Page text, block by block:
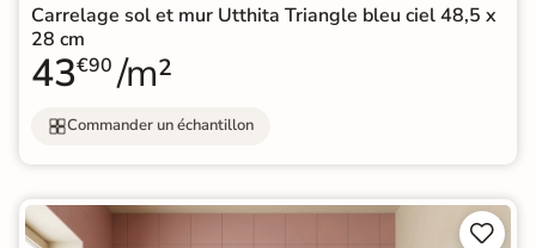
Carrelage sol et mur Utthita Triangle bleu ciel 48,5 x
28 cm
43€90 /m²
Commander un échantillon

